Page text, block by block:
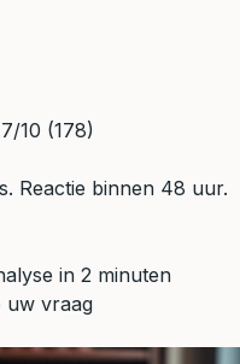
10 (178)
Reactie binnen 48 uur.
in 2 minuten
uw vraag